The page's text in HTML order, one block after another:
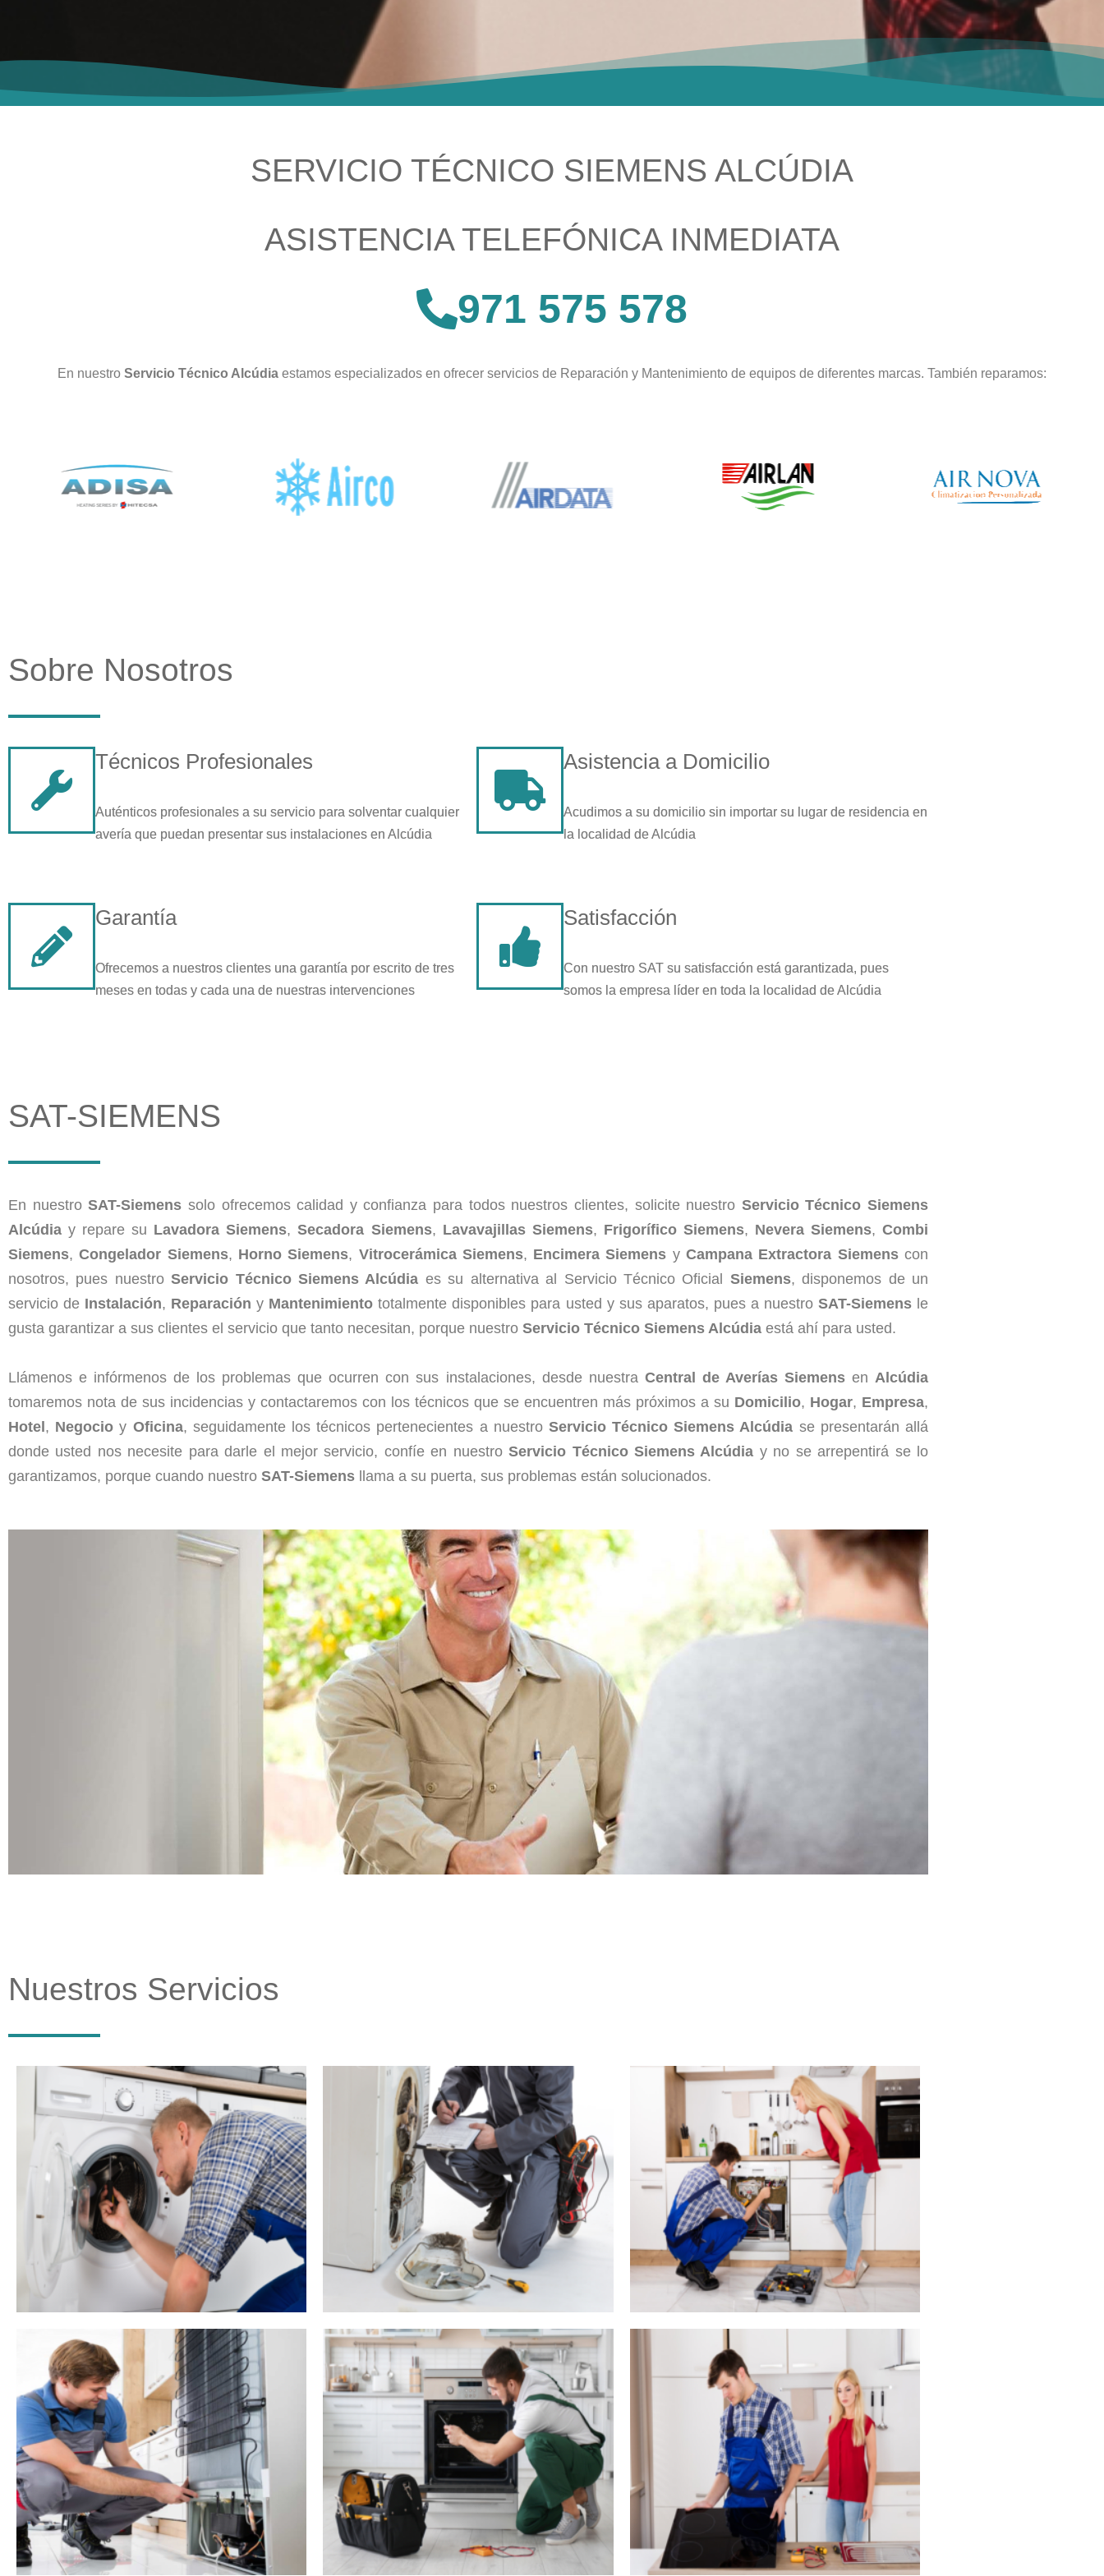
SERVICIO TÉCNICO SIEMENS ALCÚDIA
ASISTENCIA TELEFÓNICA INMEDIATA
971 575 578
En nuestro Servicio Técnico Alcúdia estamos especializados en ofrecer servicios de Reparación y Mantenimiento de equipos de diferentes marcas. También reparamos:
Sobre Nosotros
Técnicos Profesionales
Auténticos profesionales a su servicio para solventar cualquier
avería que puedan presentar sus instalaciones en Alcúdia
Asistencia a Domicilio
Acudimos a su domicilio sin importar su lugar de residencia en
la localidad de Alcúdia
Garantía
Ofrecemos a nuestros clientes una garantía por escrito de tres
meses en todas y cada una de nuestras intervenciones
Satisfacción
Con nuestro SAT su satisfacción está garantizada, pues
somos la empresa líder en toda la localidad de Alcúdia
SAT-SIEMENS
En nuestroSAT-Siemens solo ofrecemos calidad y confianza para todos nuestros clientes, solicite nuestro Servicio Técnico Siemens
Alcúdiay repare su Lavadora Siemens,Secadora Siemens, Lavavajillas Siemens, Frigorífico Siemens, Nevera Siemens,Combi
Siemens,Congelador Siemens, Horno Siemens, Vitrocerámica Siemens, Encimera Siemens yCampana Extractora Siemenscon
nosotros, pues nuestroServicio Técnico Siemens Alcúdia es su alternativa al Servicio Técnico Oficial Siemens, disponemos de un
servicio de Instalación, Reparación y Mantenimiento totalmente disponibles para usted y sus aparatos, pues a nuestro SAT-Siemensle
gusta garantizar a sus clientes el servicio que tanto necesitan, porque nuestro Servicio Técnico Siemens Alcúdia está ahí para usted.
Llámenos e infórmenos de los problemas que ocurren con sus instalaciones, desde nuestra Central de Averías Siemensen Alcúdia
tomaremos nota de sus incidencias y contactaremos con los técnicos que se encuentren más próximos a su Domicilio, Hogar, Empresa,
Hotel, Negocio y Oficina, seguidamente los técnicos pertenecientes a nuestro Servicio Técnico Siemens Alcúdia se presentarán allá
donde usted nos necesite para darle el mejor servicio, confíe en nuestroServicio Técnico Siemens Alcúdia y no se arrepentirá se lo
garantizamos, porque cuando nuestro SAT-Siemens llama a su puerta, sus problemas están solucionados.
Nuestros Servicios